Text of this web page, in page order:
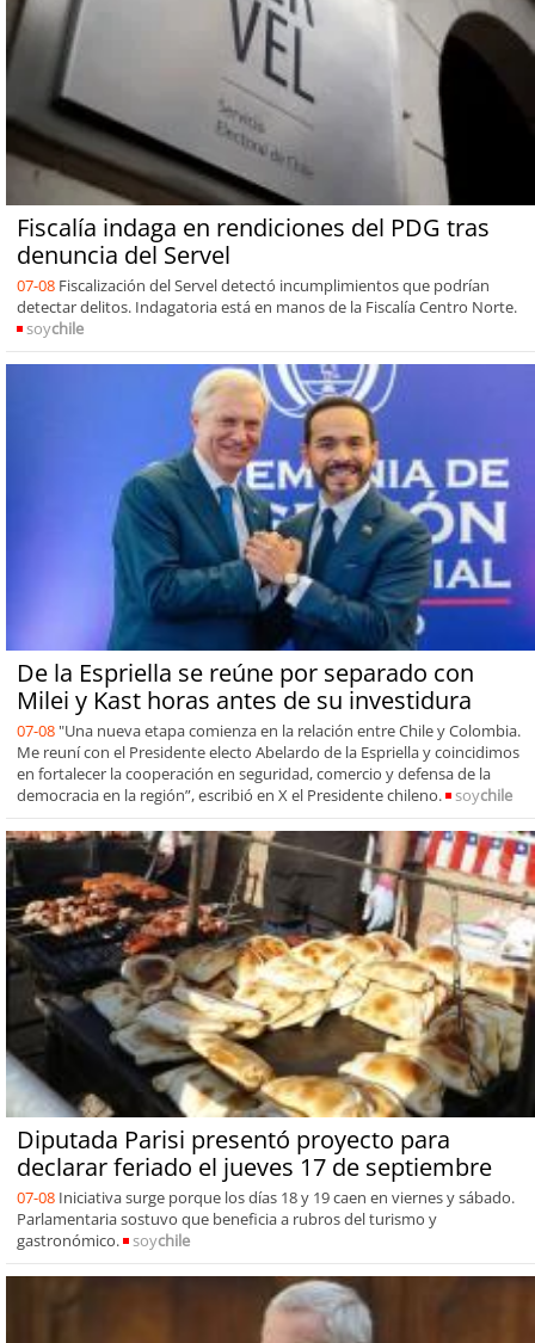
Fiscalía indaga en rendiciones del PDG tras
denuncia del Servel
07-08 Fiscalización del Servel detectó incumplimientos que podrían
detectar delitos. Indagatoria está en manos de la Fiscalía Centro Norte.
soychile
De la Espriella se reúne por separado con
Milei y Kast horas antes de su investidura
07-08 "Una nueva etapa comienza en la relación entre Chile y Colombia.
Me reuní con el Presidente electo Abelardo de la Espriella y coincidimos
en fortalecer la cooperación en seguridad, comercio y defensa de la
democracia en la región”, escribió en X el Presidente chileno.
soychile
Diputada Parisi presentó proyecto para
declarar feriado el jueves 17 de septiembre
07-08 Iniciativa surge porque los días 18 y 19 caen en viernes y sábado.
Parlamentaria sostuvo que beneficia a rubros del turismo y
gastronómico.
soychile